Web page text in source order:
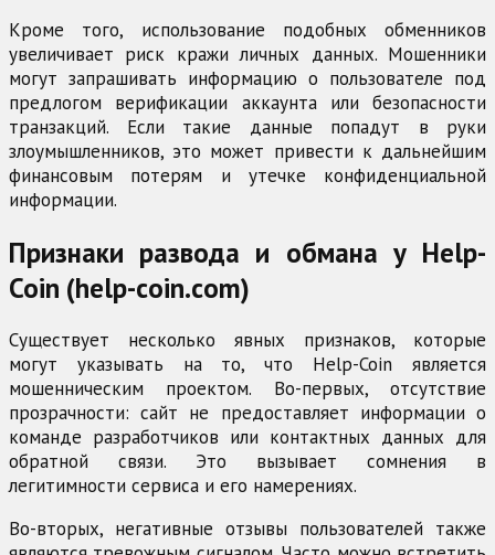
Кроме того, использование подобных обменников
увеличивает риск кражи личных данных. Мошенники
могут запрашивать информацию о пользователе под
предлогом верификации аккаунта или безопасности
транзакций. Если такие данные попадут в руки
злоумышленников, это может привести к дальнейшим
финансовым потерям и утечке конфиденциальной
информации.
Признаки развода и обмана у Help-
Coin (help-coin.com)
Существует несколько явных признаков, которые
могут указывать на то, что Help-Coin является
мошенническим проектом. Во-первых, отсутствие
прозрачности: сайт не предоставляет информации о
команде разработчиков или контактных данных для
обратной связи. Это вызывает сомнения в
легитимности сервиса и его намерениях.
Во-вторых, негативные отзывы пользователей также